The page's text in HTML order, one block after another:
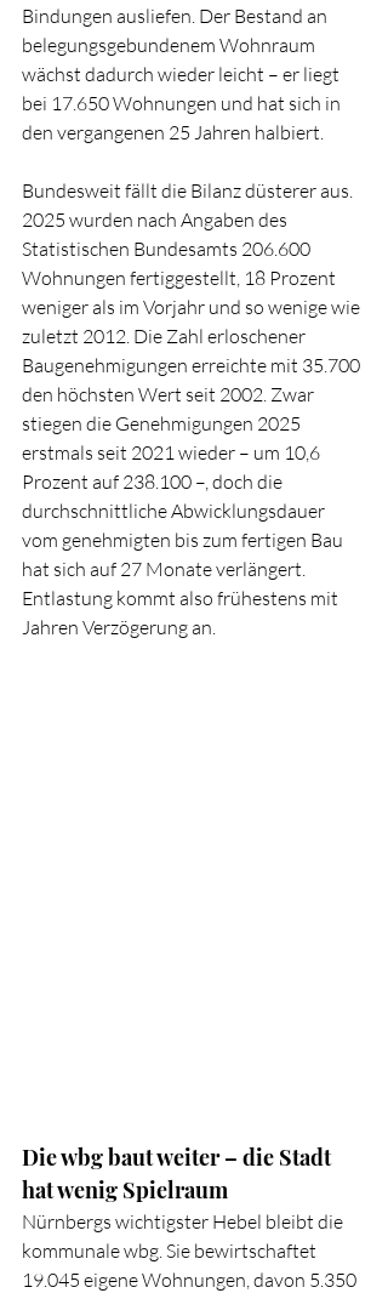
Bindungen ausliefen. Der Bestand an
belegungsgebundenem Wohnraum
wächst dadurch wieder leicht – er liegt
bei 17.650 Wohnungen und hat sich in
den vergangenen 25 Jahren halbiert.
Bundesweit fällt die Bilanz düsterer aus.
2025 wurden nach Angaben des
Statistischen Bundesamts 206.600
Wohnungen fertiggestellt, 18 Prozent
weniger als im Vorjahr und so wenige wie
zuletzt 2012. Die Zahl erloschener
Baugenehmigungen erreichte mit 35.700
den höchsten Wert seit 2002. Zwar
stiegen die Genehmigungen 2025
erstmals seit 2021 wieder – um 10,6
Prozent auf 238.100 –, doch die
durchschnittliche Abwicklungsdauer
vom genehmigten bis zum fertigen Bau
hat sich auf 27 Monate verlängert.
Entlastung kommt also frühestens mit
Jahren Verzögerung an.
Die wbg baut weiter – die Stadt
hat wenig Spielraum
Nürnbergs wichtigster Hebel bleibt die
kommunale wbg. Sie bewirtschaftet
19.045 eigene Wohnungen, davon 5.350